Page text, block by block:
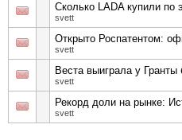
Сколько LADA купили по
svett
Открыто Роспатентом:
svett
Веста выиграла у Гранты
svett
Рекорд доли на рынке:
svett